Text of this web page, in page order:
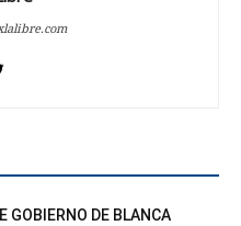
GOBIERNO DE BLANCA